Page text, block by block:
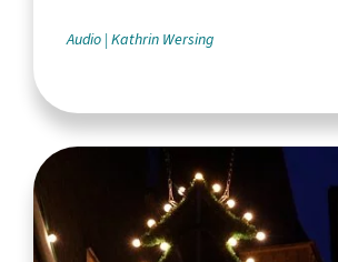
Audio Kathrin Wersing